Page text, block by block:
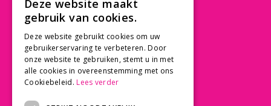
3997 MK 't Goy
030 - 60 11 365
info@tuincentrumdebruijn.nl
Deze website maakt
gebruik van cookies.
Deze website gebruikt cookies om uw
gebruikerservaring te verbeteren. Door
onze website te gebruiken, stemt u in met
alle cookies in overeenstemming met ons
Cookiebeleid. Lees verder